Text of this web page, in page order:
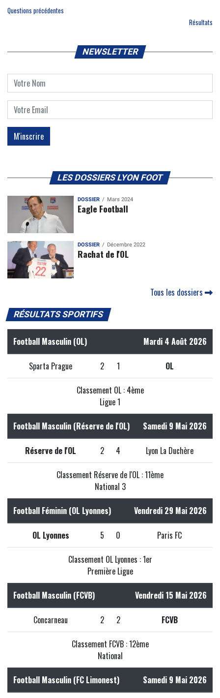
Questions précédentes
Résultats
NEWSLETTER
LES DOSSIERS LYON FOOT
DOSSIER Mars 2024
Eagle Football
DOSSIER Décembre 2022
Rachat de l'OL
Tous les dossiers
RÉSULTATS SPORTIFS
Football Masculin (OL) Mardi 4 Août 2026
Sparta Prague 2 1 OL
Classement OL : 4ème
Ligue 1
Football Masculin (Réserve de l'OL) Samedi 9 Mai 2026
Réserve de l'OL 2 4 Lyon La Duchère
Classement Réserve de l'OL : 11ème
National 3
Football Féminin (OL Lyonnes) Vendredi 29 Mai 2026
OL Lyonnes 5 0 Paris FC
Classement OL Lyonnes : 1er
Première Ligue
Football Masculin (FCVB) Vendredi 15 Mai 2026
Concarneau 2 2 FCVB
Classement FCVB : 12ème
National
Football Masculin (FC Limonest) Samedi 9 Mai 2026